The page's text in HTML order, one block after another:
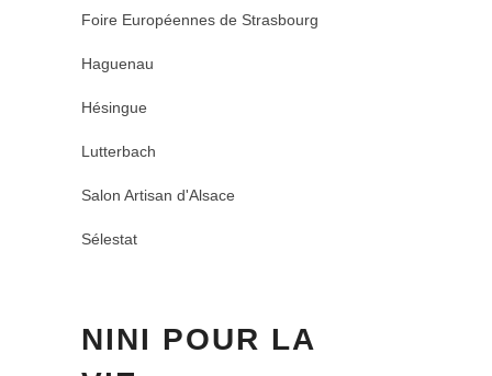
Foire Européennes de Strasbourg
Haguenau
Hésingue
Lutterbach
Salon Artisan d'Alsace
Sélestat
NINI POUR LA